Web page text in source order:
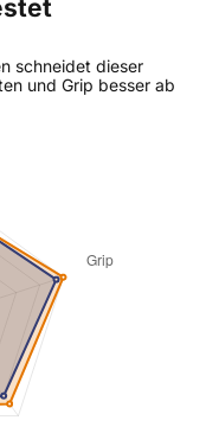
schneidet dieser
und Grip besser ab